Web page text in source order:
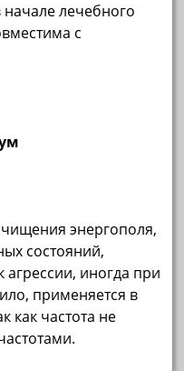
лечебного
с
энергополя,
состояний,
иногда при
применяется в
как частота не